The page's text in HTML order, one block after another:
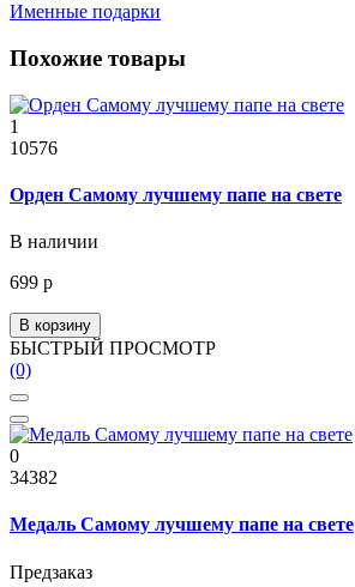
Именные подарки
Похожие товары
1
10576
Орден Самому лучшему папе на свете
В наличии
699 р
В корзину
БЫСТРЫЙ ПРОСМОТР
(0)
0
34382
Медаль Самому лучшему папе на свете
Предзаказ